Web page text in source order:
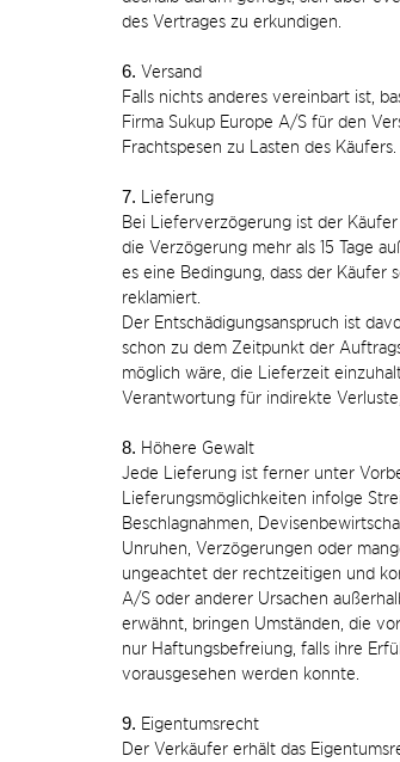
des Vertrages zu erkundigen.
6. Versand
Falls nichts anderes vereinbart ist,
Firma Sukup Europe A/S für den
Frachtspesen zu Lasten des Käufers.
7. Lieferung
Bei Lieferverzögerung ist der
die Verzögerung mehr als 15 Tage
es eine Bedingung, dass der
reklamiert.
Der Entschädigungsanspruch ist
schon zu dem Zeitpunkt der
möglich wäre, die Lieferzeit
Verantwortung für indirekte
8. Höhere Gewalt
Jede Lieferung ist ferner unter
Lieferungsmöglichkeiten infolge
Beschlagnahmen,
Unruhen, Verzögerungen oder
ungeachtet der rechtzeitigen und
A/S oder anderer Ursachen
erwähnt, bringen Umständen, die
nur Haftungsbefreiung, falls ihre
vorausgesehen werden konnte.
9. Eigentumsrecht
Der Verkäufer erhält das